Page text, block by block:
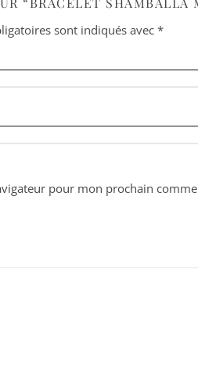
sont indiqués avec *
pour mon prochain